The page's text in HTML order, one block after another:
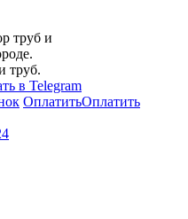
труб и
труб.
ОплатитьОплатить